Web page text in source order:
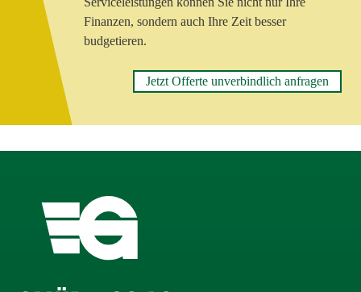
Alternativ dazu können Sie für Ihre unverbindliche
Anfrage auch unserOnline-Offertformular
setzen uns für die Detailabklärung mit Ihnen in
Verbindung.
Finanzen, sondern auch Ihre Zeit besser
budgetieren.
Jetzt Offerte unverbindlich anfragen